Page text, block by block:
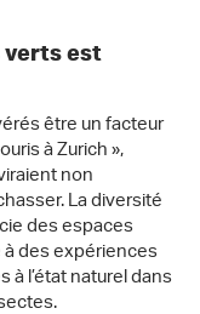
verts est
être un facteur
à Zurich »,
non
La diversité
des espaces
des expériences
l’état naturel dans